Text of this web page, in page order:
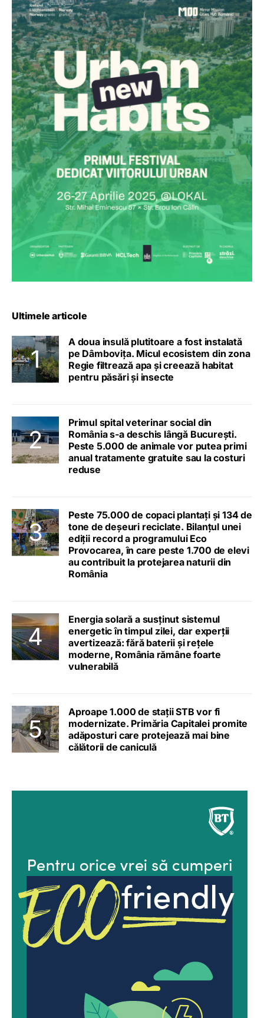
Ultimele articole
A doua insulă plutitoare a fost instalată
pe Dâmbovița. Micul ecosistem din zona
Regie filtrează apa și creează habitat
pentru păsări și insecte
Primul spital veterinar social din
România s-a deschis lângă București.
Peste 5.000 de animale vor putea primi
anual tratamente gratuite sau la costuri
reduse
Peste 75.000 de copaci plantați și 134 de
tone de deșeuri reciclate. Bilanțul unei
ediții record a programului Eco
Provocarea, în care peste 1.700 de elevi
au contribuit la protejarea naturii din
România
Energia solară a susținut sistemul
energetic în timpul zilei, dar experții
avertizează: fără baterii și rețele
moderne, România rămâne foarte
vulnerabilă
Aproape 1.000 de stații STB vor fi
modernizate. Primăria Capitalei promite
adăposturi care protejează mai bine
călătorii de caniculă